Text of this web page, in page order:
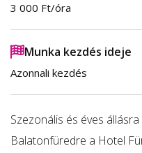
3 000 Ft/óra
Munka kezdés ideje
Azonnali kezdés
Szezonális és éves
Balatonfüredre a Hotel